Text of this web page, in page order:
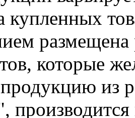
купленных
которые
из